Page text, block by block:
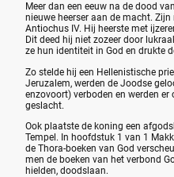
Meer dan een eeuw na de dood
nieuwe heerser aan de macht.
Antiochus IV. Hij heerste met
Dit deed hij niet zozeer door
ze hun identiteit in God en drukte
Zo stelde hij een Hellenistische
Jeruzalem, werden de Joodse
enzovoort) verboden en werden
geslacht.
Ook plaatste de koning een
Tempel. In hoofdstuk 1 van 1
de Thora-boeken van God
men de boeken van het verbond
hielden, doodslaan.